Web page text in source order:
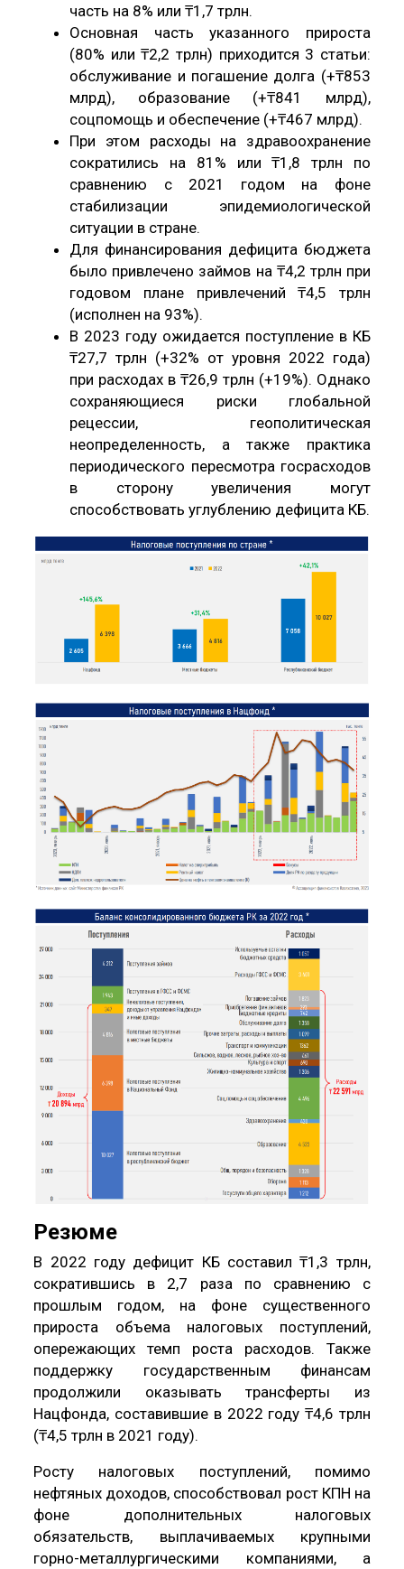
часть на 8% или ₸1,7 трлн.
Основная часть указанного прироста
(80% или ₸2,2 трлн) приходится 3 статьи:
обслуживание и погашение долга (+₸853
млрд), образование (+₸841 млрд),
соцпомощь и обеспечение (+₸467 млрд).
При этом расходы на здравоохранение
сократились на 81% или ₸1,8 трлн по
сравнению с 2021 годом на фоне
стабилизации эпидемиологической
ситуации в стране.
Для финансирования дефицита бюджета
было привлечено займов на ₸4,2 трлн при
годовом плане привлечений ₸4,5 трлн
(исполнен на 93%).
В 2023 году ожидается поступление в КБ
₸27,7 трлн (+32% от уровня 2022 года)
при расходах в ₸26,9 трлн (+19%). Однако
сохраняющиеся риски глобальной
рецессии, геополитическая
неопределенность, а также практика
периодического пересмотра госрасходов
в сторону увеличения могут
способствовать углублению дефицита КБ.
Резюме
В 2022 году дефицит КБ составил ₸1,3 трлн,
сократившись в 2,7 раза по сравнению с
прошлым годом, на фоне существенного
прироста объема налоговых поступлений,
опережающих темп роста расходов. Также
поддержку государственным финансам
продолжили оказывать трансферты из
Нацфонда, составившие в 2022 году ₸4,6 трлн
(₸4,5 трлн в 2021 году).
Росту налоговых поступлений, помимо
нефтяных доходов, способствовал рост КПН на
фоне дополнительных налоговых
обязательств, выплачиваемых крупными
горно-металлургическими компаниями, а